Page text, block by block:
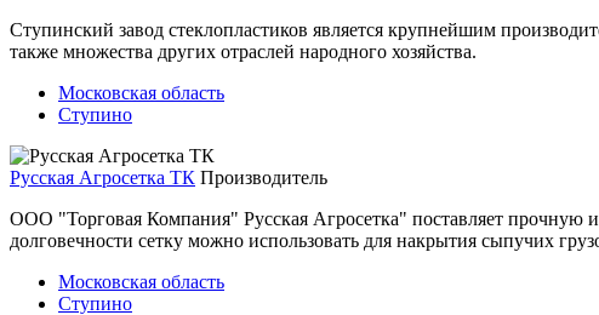
Ступинский завод стеклопластиков является крупнейшим
также множества других отраслей народного хозяйства.
Московская область
Ступино
Русская Агросетка ТК Производитель
ООО "Торговая Компания" Русская Агросетка" поставляет прочную
долговечности сетку можно использовать для накрытия сыпучих
Московская область
Ступино